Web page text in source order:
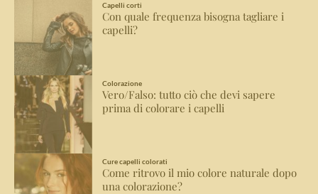
Capelli corti
Con quale frequenza bisogna tagliare i
capelli?
Colorazione
Vero/Falso: tutto ciò che devi sapere
prima di colorare i capelli
Cure capelli colorati
Come ritrovo il mio colore naturale dopo
una colorazione?